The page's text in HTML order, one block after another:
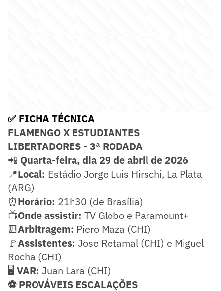
✅ FICHA TÉCNICA
FLAMENGO X ESTUDIANTES
LIBERTADORES - 3ª RODADA
📲 Quarta-feira, dia 29 de abril de 2026
📍Local: Estádio Jorge Luis Hirschi, La Plata
(ARG)
⏰Horário: 21h30 (de Brasília)
📺Onde assistir: TV Globo e Paramount+
🟨Arbitragem: Piero Maza (CHI)
🚩Assistentes: Jose Retamal (CHI) e Miguel
Rocha (CHI)
🖥️ VAR: Juan Lara (CHI)
⚽ PROVÁVEIS ESCALAÇÕES